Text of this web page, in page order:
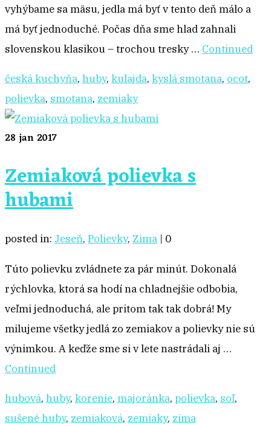
vyhýbame sa mäsu, jedla má byť v tento deň málo a
má byť jednoduché. Počas dňa sme hlad zahnali
slovenskou klasikou – trochou tresky … Continued
česká kuchyňa, huby, kulajda, kyslá smotana, ocot,
polievka, smotana, zemiaky
28 jan 2017
Zemiaková polievka s
hubami
posted in: Jeseň, Polievky, Zima | 0
Túto polievku zvládnete za pár minút. Dokonalá
rýchlovka, ktorá sa hodí na chladnejšie odbobia,
veľmi jednoduchá, ale pritom tak tak dobrá! My
milujeme všetky jedlá zo zemiakov a polievky nie sú
výnimkou. A keďže sme si v lete nastrádali aj …
Continued
hubová, huby, korenie, majoránka, polievka, soľ,
sušené huby, zemiaková, zemiaky, zima